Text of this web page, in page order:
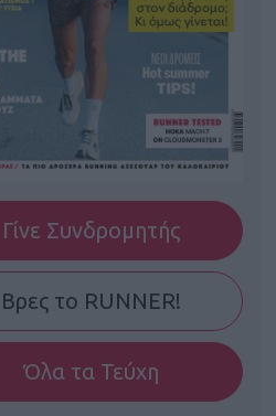
Γίνε Συνδρομητής
Βρες το RUNNER!
Όλα τα Τεύχη